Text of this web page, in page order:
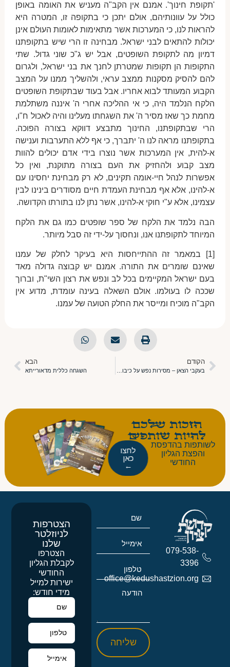
'תקופת חינוך'. אמנם אין הקב"ה מעניש את האומה באופן
כולל על עוונותיהם, אולם יתכן כי בתקופה זו, המטרה היא
להראות לנו, כי המערכות אשר מתאימות לאומות העולם אינן
יכולות להתאים לבני ישראל. מבחינה זו הרי שיש בתקופתנו
דמיון מה לתקופת השופטים, אבל יש ג"כ שוני גדול. שתי
התקופות הן תקופות שמטרתן לחנך את בני ישראל, ולגרום
להם להסיק מסקנות ממצב עראי, ולהשליך ממנו על המצב
הקבוע המעותד לבוא אחריו. אבל בעוד שבתקופת השופטים
הלקח הנלמד היה, כי אי ההליכה אחרי ה' איננה משתלמת
מחמת כך שאז מסיר ה' את השגחתו מעלינו והיה לאכול ח"ו,
הרי שבתקופתנו, החינוך מתבצע דווקא בצורה הפוכה.
בתקופתנו מראה לנו ה' יתברך, כי אף ללא התערבות וענישה
א-להית, אין המערכות אשר נוצרו בידי אדם יכולים להוות
מצב קבוע ולהחזיק את העם בצורה מתוקנת, ואין כל
אפשרות לנהל חיי-אומה תקינים, לא רק מבחינת יחסינו עם
א-להינו, אלא אף מבחינת העמדת חיים מסודרים בינינו לבין
עצמינו, אלא ע"י חוקי א-להינו, אשר נתן לנו בתורתו הקדושה.
הבה נלמד את הלקח של ספר שופטים כמו גם את הלקח
המיוחד לתקופתנו אנו, ונחסוך על-ידי זה סבל מיותר.
[1] במאמר זה ההתייחסות היא בעיקר לחלק של עמנו
שאינם שומרים את התורה. אמנם יש קבוצה גדולה מאד
בעם ישראל המקיימים בכל לב ונפש את רצון השי"ת, וברוך
שככה לו בעולמו. אולם השאלה בעינה עומדת, מדוע אין
הקב"ה מוכיח ומייסר את החלק הטועה של עמנו.
הקודם הבא
השגחה כללית מדאורייתא
הזכות כם
להיות שותפ
לשותפות בהדפסת
והפצת הגליון
החודשי
לחצו
כאן
←
079-538-
3396
office@kedushastzion.org
שליחה
הצטרפות
לניוזלטר
שלנו
הצטרפו
לקבלת הגליון
החודשי
ישירות למייל
מידי חודש: